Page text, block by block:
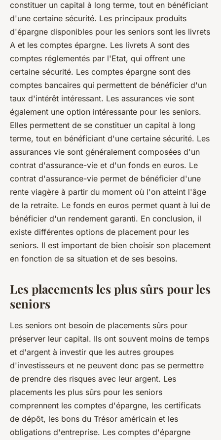
constituer un capital à long terme, tout en bénéficiant
d'une certaine sécurité. Les principaux produits
d'épargne disponibles pour les seniors sont les livrets
A et les comptes épargne. Les livrets A sont des
comptes réglementés par l'Etat, qui offrent une
certaine sécurité. Les comptes épargne sont des
comptes bancaires qui permettent de bénéficier d'un
taux d'intérêt intéressant. Les assurances vie sont
également une option intéressante pour les seniors.
Elles permettent de se constituer un capital à long
terme, tout en bénéficiant d'une certaine sécurité. Les
assurances vie sont généralement composées d'un
contrat d'assurance-vie et d'un fonds en euros. Le
contrat d'assurance-vie permet de bénéficier d'une
rente viagère à partir du moment où l'on atteint l'âge
de la retraite. Le fonds en euros permet quant à lui de
bénéficier d'un rendement garanti. En conclusion, il
existe différentes options de placement pour les
seniors. Il est important de bien choisir son placement
en fonction de sa situation et de ses besoins.
Les placements les plus sûrs pour les
seniors
Les seniors ont besoin de placements sûrs pour
préserver leur capital. Ils ont souvent moins de temps
et d'argent à investir que les autres groupes
d'investisseurs et ne peuvent donc pas se permettre
de prendre des risques avec leur argent. Les
placements les plus sûrs pour les seniors
comprennent les comptes d'épargne, les certificats
de dépôt, les bons du Trésor américain et les
obligations d'entreprise. Les comptes d'épargne